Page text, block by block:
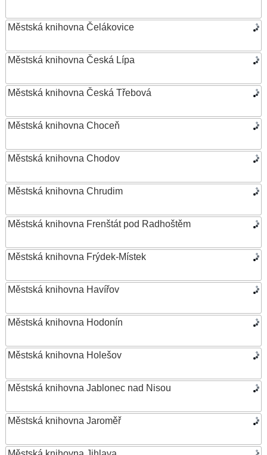
Městská knihovna Čelákovice
Městská knihovna Česká Lípa
Městská knihovna Česká Třebová
Městská knihovna Choceň
Městská knihovna Chodov
Městská knihovna Chrudim
Městská knihovna Frenštát pod Radhoštěm
Městská knihovna Frýdek-Místek
Městská knihovna Havířov
Městská knihovna Hodonín
Městská knihovna Holešov
Městská knihovna Jablonec nad Nisou
Městská knihovna Jaroměř